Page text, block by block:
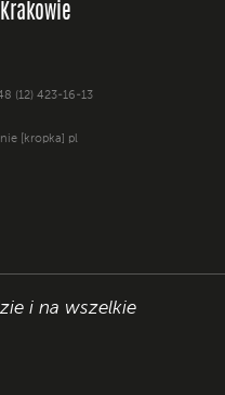
(12) 423-16-13
[kropka] pl
i na wszelkie